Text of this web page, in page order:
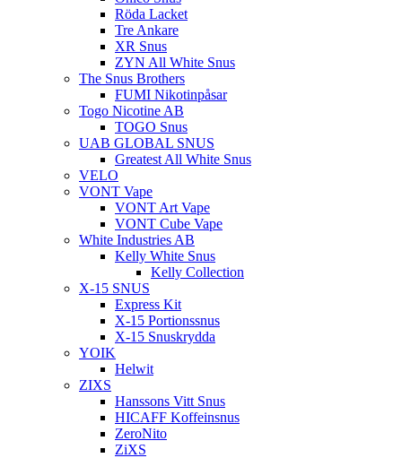
Röda Lacket
Tre Ankare
XR Snus
ZYN All White Snus
The Snus Brothers
FUMI Nikotinpåsar
Togo Nicotine AB
TOGO Snus
UAB GLOBAL SNUS
Greatest All White Snus
VELO
VONT Vape
VONT Art Vape
VONT Cube Vape
White Industries AB
Kelly White Snus
Kelly Collection
X-15 SNUS
Express Kit
X-15 Portionssnus
X-15 Snuskrydda
YOIK
Helwit
ZIXS
Hanssons Vitt Snus
HICAFF Koffeinsnus
ZeroNito
ZiXS